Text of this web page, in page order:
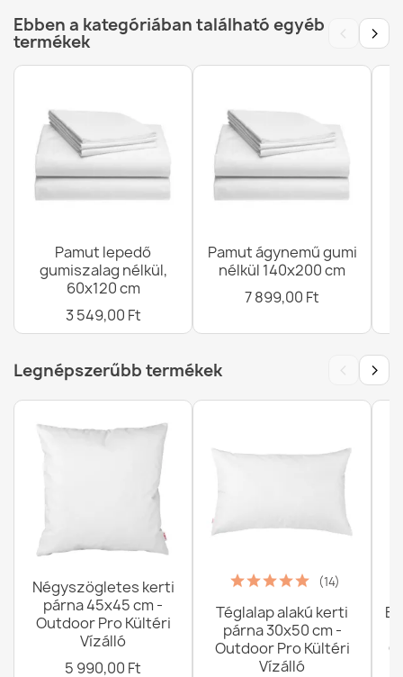
Pamut lepedő gumiszalag nélkül, 60x120 cm
3 549,00 Ft
Pamut lepedő gumiszalag nélkül 100x200 cm
6 709,00 Ft
6 319,00 Ft
Pamut lepedő gumiszalag nélkül 70x140 cm
4 339,00 Ft
Megadott referenciák
Ean13
5907500858931
MPN (Gyártói
Cikkszám)
2129
Ebben a kategóriában található egyéb
termékek ‹ ›
Pamut lepedő
gumiszalag nélkül,
60x120 cm
3 549,00 Ft
Pamut ágynemű gumi
nélkül 140x200 cm
7 899,00 Ft
Legnépszerűbb termékek ‹ ›
Négyszögletes kerti
párna 45x45 cm -
Outdoor Pro Kültéri
Vízálló
5 990,00 Ft
(14)
Téglalap alakú kerti
párna 30x50 cm -
Outdoor Pro Kültéri
Vízálló